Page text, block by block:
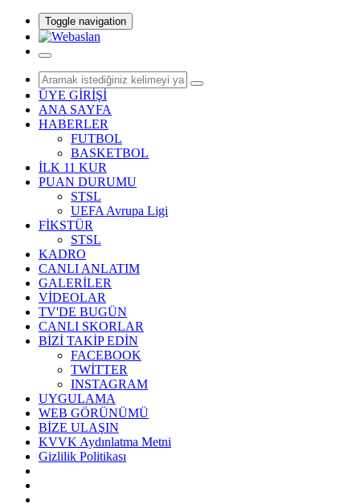
Toggle navigation
ÜYE GİRİŞİ
ANA SAYFA
HABERLER
FUTBOL
BASKETBOL
İLK 11 KUR
PUAN DURUMU
STSL
UEFA Avrupa Ligi
FİKSTÜR
STSL
KADRO
CANLI ANLATIM
GALERİLER
VİDEOLAR
TV'DE BUGÜN
CANLI SKORLAR
BİZİ TAKİP EDİN
FACEBOOK
TWİTTER
INSTAGRAM
UYGULAMA
WEB GÖRÜNÜMÜ
BİZE ULAŞIN
KVVK Aydınlatma Metni
Gizlilik Politikası